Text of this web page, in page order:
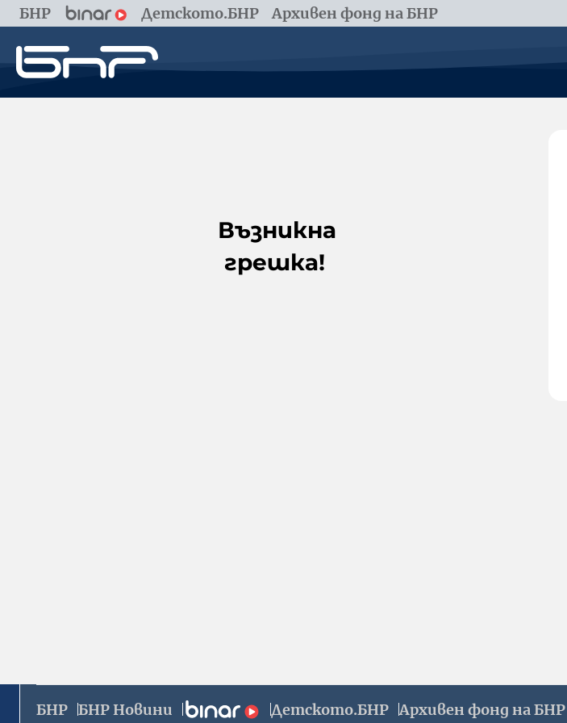
БНР Детското.БНР Архивен фонд на БНР
Възникна
грешка!
БНР БНР Новини Детското.БНР Архивен фонд на БНР